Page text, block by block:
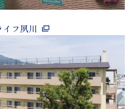
イフ夙川